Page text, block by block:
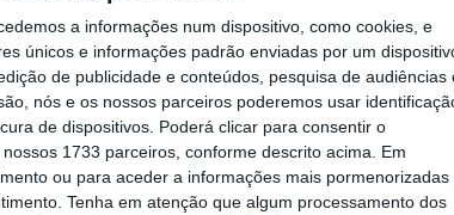
a informações num dispositivo, como cookies, e
únicos e informações padrão enviadas por um
de publicidade e conteúdos, pesquisa de audiências
nós e os nossos parceiros poderemos usar
de dispositivos. Poderá clicar para consentir o
1733 parceiros, conforme descrito acima. Em
ou para aceder a informações mais pormenorizadas
Tenha em atenção que algum processamento dos
São Pedro
Centro de